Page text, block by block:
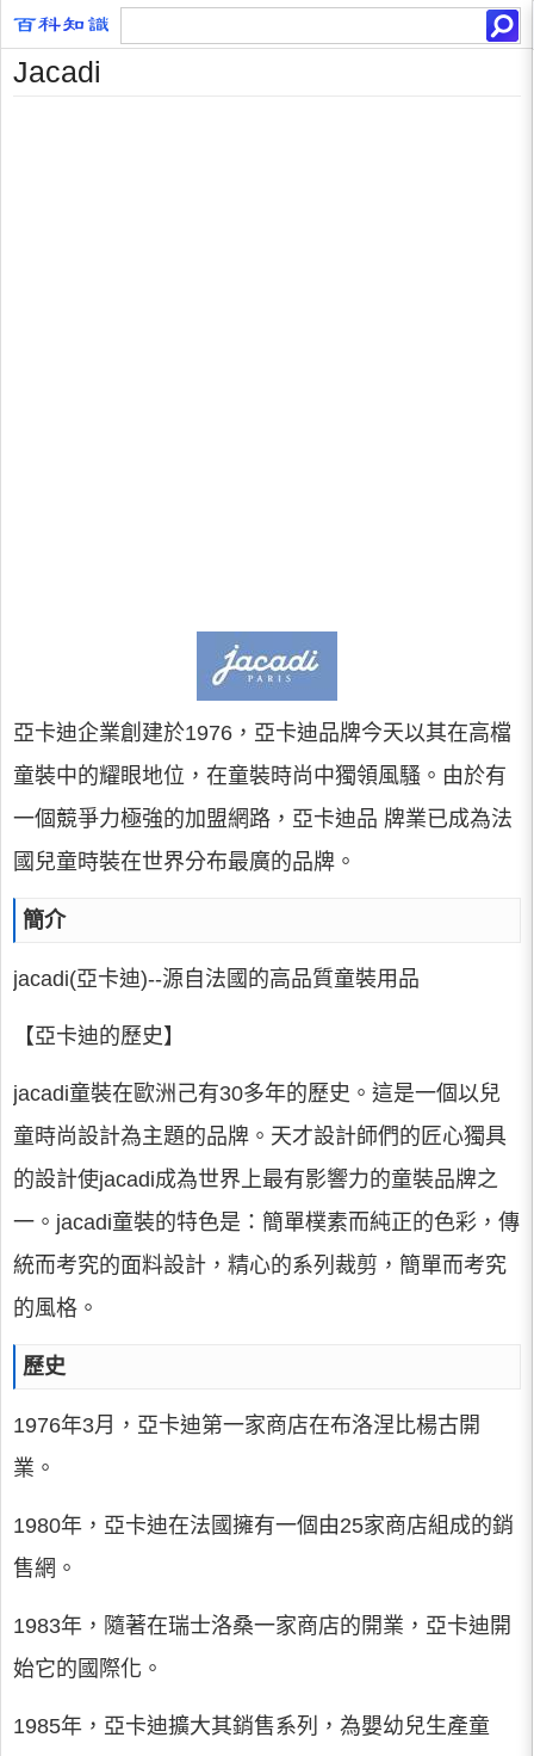
Jacadi
亞卡迪企業創建於1976，亞卡迪品牌今天以其在高檔
童裝中的耀眼地位，在童裝時尚中獨領風騷。由於有
一個競爭力極強的加盟網路，亞卡迪品 牌業已成為法
國兒童時裝在世界分布最廣的品牌。
簡介
jacadi(亞卡迪)--源自法國的高品質童裝用品
【亞卡迪的歷史】
jacadi童裝在歐洲己有30多年的歷史。這是一個以兒
童時尚設計為主題的品牌。天才設計師們的匠心獨具
的設計使jacadi成為世界上最有影響力的童裝品牌之
一。jacadi童裝的特色是：簡單樸素而純正的色彩，傳
統而考究的面料設計，精心的系列裁剪，簡單而考究
的風格。
歷史
1976年3月，亞卡迪第一家商店在布洛涅比楊古開
業。
1980年，亞卡迪在法國擁有一個由25家商店組成的銷
售網。
1983年，隨著在瑞士洛桑一家商店的開業，亞卡迪開
始它的國際化。
1985年，亞卡迪擴大其銷售系列，為嬰幼兒生產童